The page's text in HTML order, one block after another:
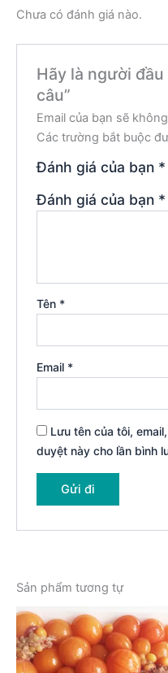
Chưa có đánh giá nào.
Hãy là người
câu”
Email của bạn sẽ
Các trường bắt buộc
Đánh giá của bạn *
Đánh giá của bạn *
Tên *
Email *
Lưu tên của tôi,
duyệt này cho lần bình
Sản phẩm tương tự